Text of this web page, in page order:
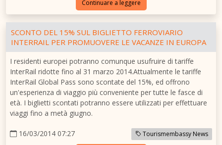
Continuare a leggere
SCONTO DEL 15% SUL BIGLIETTO FERROVIARIO
INTERRAIL PER PROMUOVERE LE VACANZE IN EUROPA
I residenti europei potranno comunque usufruire di tariffe
InterRail ridotte fino al 31 marzo 2014.Attualmente le tariffe
InterRail Global Pass sono scontate del 15%, ed offrono
un'esperienza di viaggio più conveniente per tutte le fasce di
età. I biglietti scontati potranno essere utilizzati per effettuare
viaggi fino a metà giugno.
16/03/2014 07:27 Tourismembassy News